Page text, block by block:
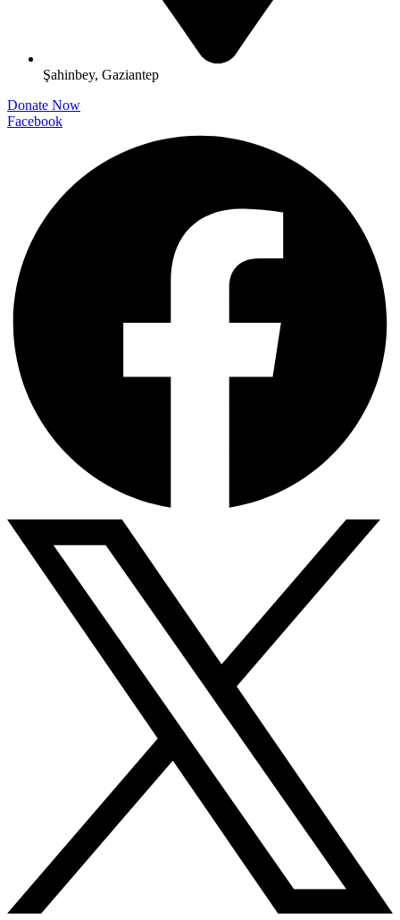
Şahinbey, Gaziantep
Donate Now
Facebook